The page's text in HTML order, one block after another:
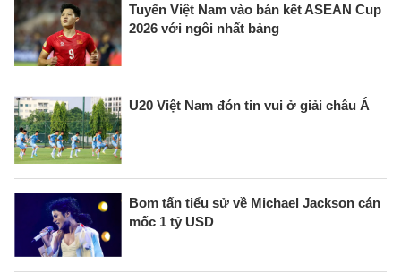
Tuyển Việt Nam vào bán kết ASEAN Cup
2026 với ngôi nhất bảng
U20 Việt Nam đón tin vui ở giải châu Á
Bom tấn tiểu sử về Michael Jackson cán
mốc 1 tỷ USD